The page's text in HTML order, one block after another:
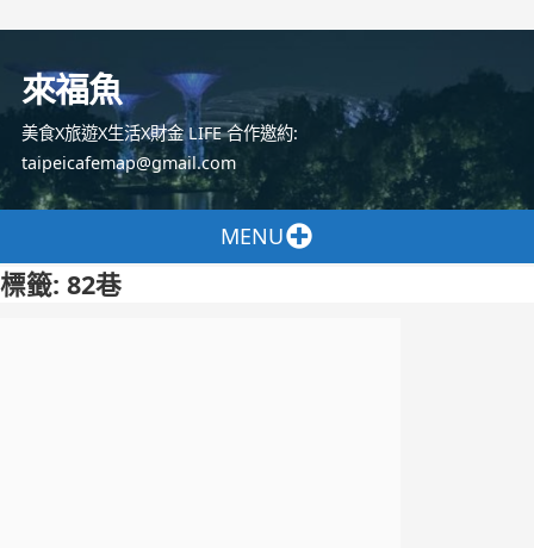
容
來福魚
美食X旅遊X生活X財金 LIFE 合作邀約:
taipeicafemap@gmail.com
MENU
標籤: 82巷